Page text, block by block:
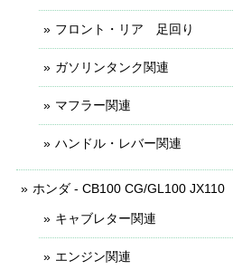
フロント・リア 足回り
ガソリンタンク関連
マフラー関連
ハンドル・レバー関連
ホンダ - CB100 CG/GL100 JX110
キャブレター関連
エンジン関連